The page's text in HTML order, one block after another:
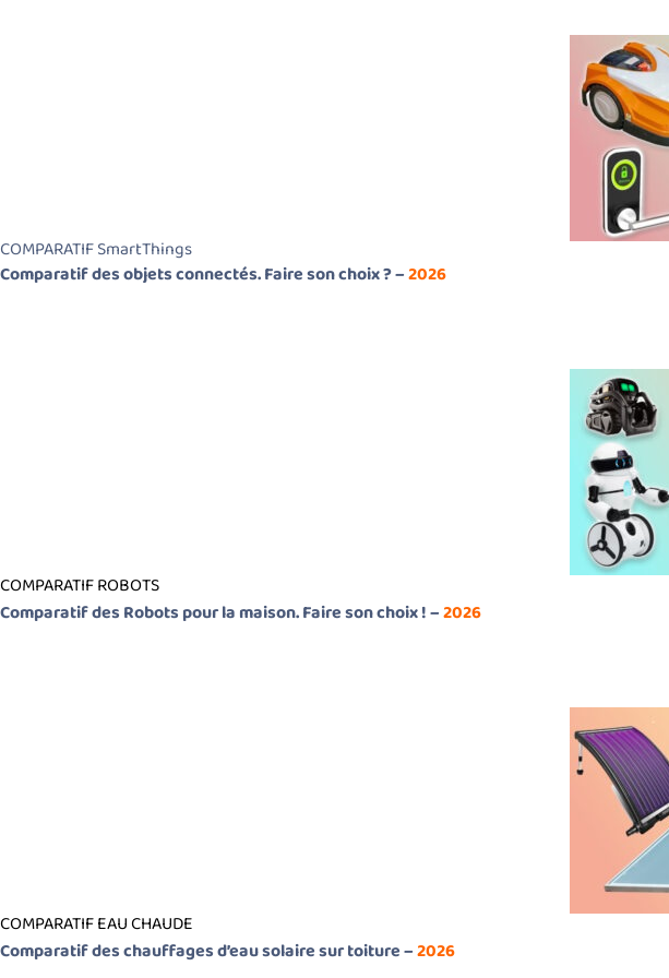
COMPARATIF SmartThings
Comparatif des objets connectés. Faire son choix ? –2026
COMPARATIF ROBOTS
Comparatif des Robots pour la maison. Faire son choix ! –2026
COMPARATIF EAU CHAUDE
Comparatif des chauffages d’eau solaire sur toiture –2026